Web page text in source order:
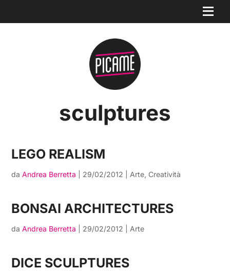
sculptures
LEGO REALISM
daAndrea Berretta 29/02/2012 Arte, Creatività
BONSAI ARCHITECTURES
daAndrea Berretta 29/02/2012 Arte
DICE SCULPTURES